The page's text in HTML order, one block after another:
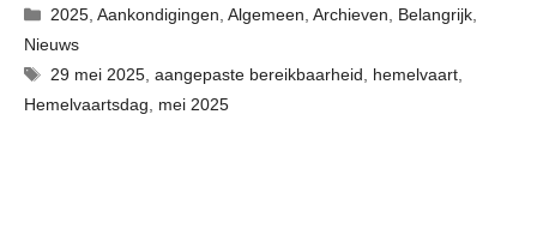
Categorieën
2025 ,Aankondigingen ,Algemeen ,Archieven Belangrijk
Nieuws
Tags
29 mei 2025 ,aangepaste bereikbaarheid hemelvaart
Hemelvaartsdag
mei 2025